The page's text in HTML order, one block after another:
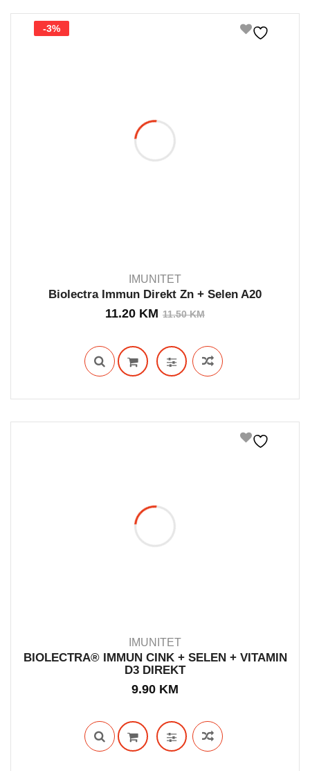
-3%
IN STOCK
IMUNITET
Biolectra Immun Direkt Zn + Selen A20
11.50KMIzvorna
bila
je:
11.50 KM.
11.20 KM
Trenutna
je:
11.20 KM.
IN STOCK
IMUNITET
BIOLECTRA® IMMUN CINK + SELEN + VITAMIN
D3 DIREKT
9.90 KM